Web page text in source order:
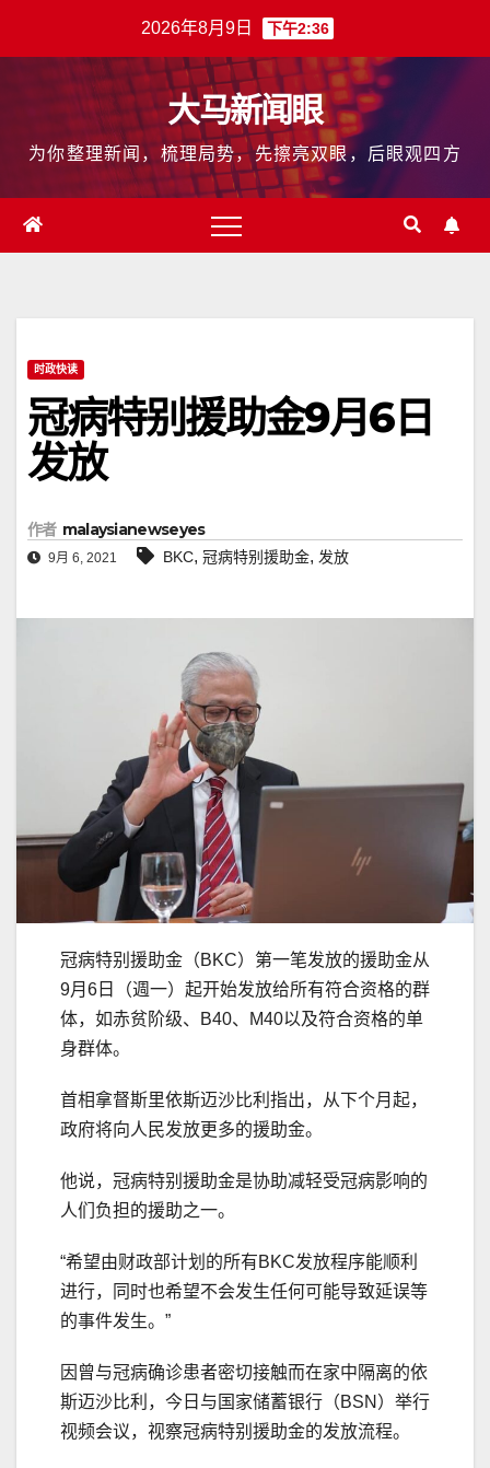
2026年8月9日 下午2:36
大马新闻眼
为你整理新闻，梳理局势，先擦亮双眼，后眼观四方
时政快读
冠病特别援助金9月6日
发放
作者 malaysianewseyes
9月 6, 2021 BKC, 冠病特别援助金, 发放
冠病特别援助金（BKC）第一笔发放的援助金从
9月6日（週一）起开始发放给所有符合资格的群
体，如赤贫阶级、B40、M40以及符合资格的单
身群体。
首相拿督斯里依斯迈沙比利指出，从下个月起，
政府将向人民发放更多的援助金。
他说，冠病特别援助金是协助减轻受冠病影响的
人们负担的援助之一。
“希望由财政部计划的所有BKC发放程序能顺利
进行，同时也希望不会发生任何可能导致延误等
的事件发生。”
因曾与冠病确诊患者密切接触而在家中隔离的依
斯迈沙比利，今日与国家储蓄银行（BSN）举行
视频会议，视察冠病特别援助金的发放流程。